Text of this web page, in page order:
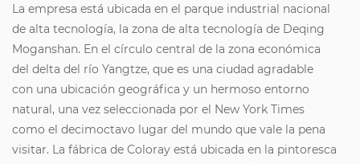
La empresa está ubicada en el parque industrial nacional
de alta tecnología, la zona de alta tecnología de Deqing
Moganshan. En el círculo central de la zona económica
del delta del río Yangtze, que es una ciudad agradable
con una ubicación geográfica y un hermoso entorno
natural, una vez seleccionada por el New York Times
como el decimoctavo lugar del mundo que vale la pena
visitar. La fábrica de Coloray está ubicada en la pintoresca